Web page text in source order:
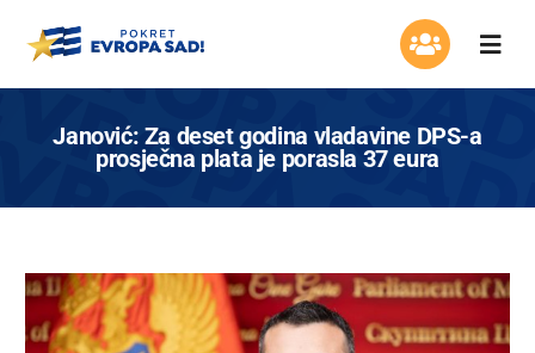
Program
Asocijacija žena
Janović: Za deset godina vladavine DPS-a
prosječna plata je porasla 37 eura